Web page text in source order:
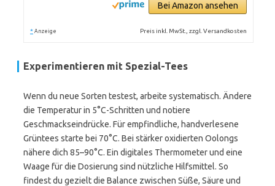
Bei Amazon ansehen
* Anzeige Preis inkl. MwSt., zzgl. Versandkosten
Experimentieren mit Spezial-Tees
Wenn du neue Sorten testest, arbeite systematisch. Ändere
die Temperatur in 5°C-Schritten und notiere
Geschmackseindrücke. Für empfindliche, handverlesene
Grüntees starte bei 70°C. Bei stärker oxidierten Oolongs
nähere dich 85–90°C. Ein digitales Thermometer und eine
Waage für die Dosierung sind nützliche Hilfsmittel. So
findest du gezielt die Balance zwischen Süße, Säure und